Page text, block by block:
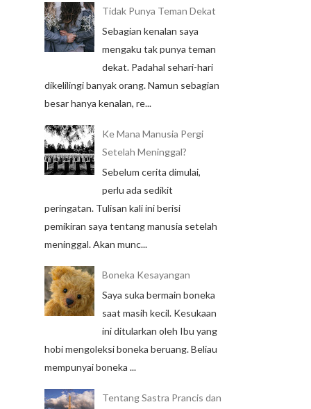
Tidak Punya Teman Dekat
Sebagian kenalan saya
mengaku tak punya teman
dekat. Padahal sehari-hari
dikelilingi banyak orang. Namun sebagian
besar hanya kenalan, re...
Ke Mana Manusia Pergi
Setelah Meninggal?
Sebelum cerita dimulai,
perlu ada sedikit
peringatan. Tulisan kali ini berisi
pemikiran saya tentang manusia setelah
meninggal. Akan munc...
Boneka Kesayangan
Saya suka bermain boneka
saat masih kecil. Kesukaan
ini ditularkan oleh Ibu yang
hobi mengoleksi boneka beruang. Beliau
mempunyai boneka ...
Tentang Sastra Prancis dan